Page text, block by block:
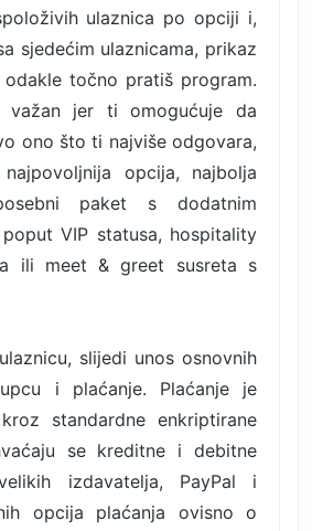
ulaznica po opciji i,
sjedećim ulaznicama, prikaz
točno pratiš program.
važan jer ti omogućuje da
ono što ti najviše odgovara,
opcija, najbolja
paket s dodatnim
VIP statusa, hospitality
ili meet & greet susreta s
slijedi unos osnovnih
i plaćanje. Plaćanje je
standardne enkriptirane
se kreditne i debitne
izdavatelja, PayPal i
opcija plaćanja ovisno o